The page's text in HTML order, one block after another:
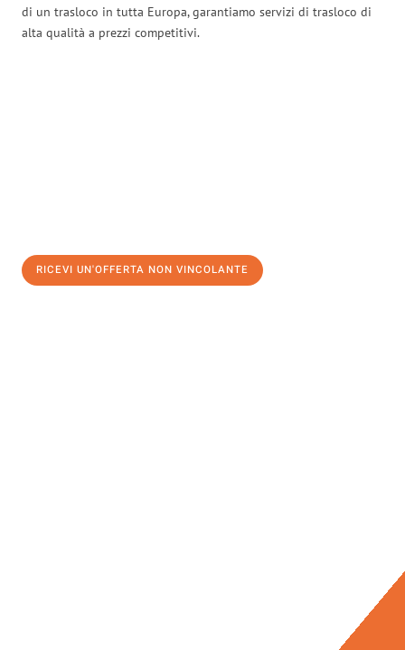
di un trasloco in tutta Europa, garantiamo servizi di trasloco di
alta qualità a prezzi competitivi.
RICEVI UN'OFFERTA NON VINCOLANTE